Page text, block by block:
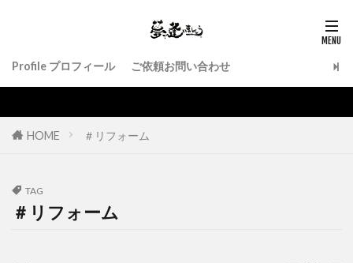
Profile プロフィール ご依頼お問い合わせ
HOME ＃リフォーム
TAG
＃リフォーム